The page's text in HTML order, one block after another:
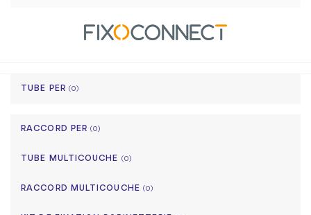
TUBE PER (0)
RACCORD PER(0)
TUBE MULTICOUCHE (0)
RACCORD MULTICOUCHE (0)